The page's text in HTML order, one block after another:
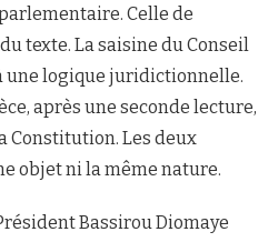
Celle de
texte. La saisine du Conseil
logique juridictionnelle.
après une seconde lecture,
Constitution. Les deux
objet ni la même nature.
Bassirou Diomaye